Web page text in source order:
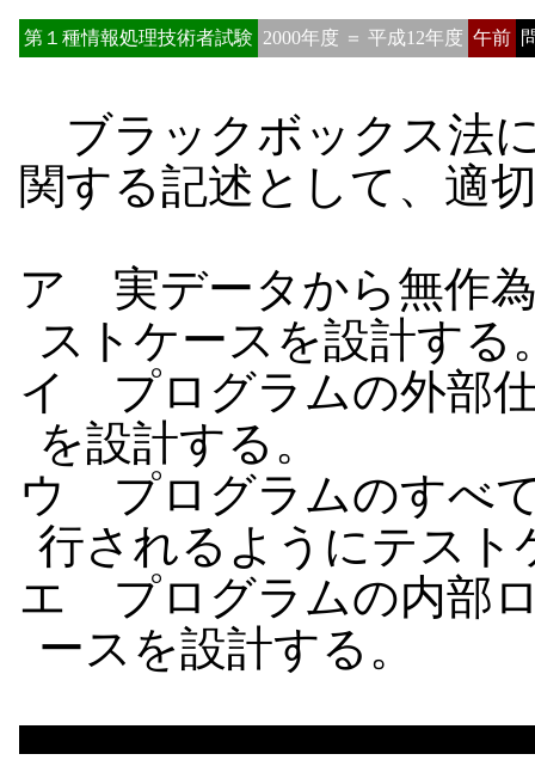
第１種情報処理技術者試験 2000年度 ＝ 平成12年度 午前
ブラックボックス法
関する記述として、適
ア 実データから無作
ストケースを設計する
イ プログラムの外部
を設計する。
ウ プログラムのすべ
行されるようにテスト
エ プログラムの内部
ースを設計する。